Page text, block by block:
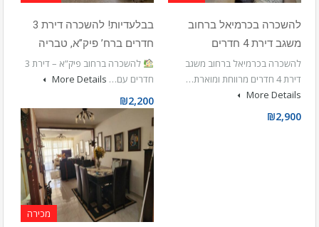
להשכרה בכרמיאל ברחוב
משגב דירת 4 חדרים
להשכרה בכרמיאל ברחוב משגב
דירת 4 חדרים מרווחת ומוארת…
More Details
₪2,900
בבלעדיות! להשכרה דירת 3
חדרים ברח’ פיק”א, טבריה
להשכרה ברחוב פיק”א – דירת 3
חדרים עם… More Details
₪2,200
מכירה